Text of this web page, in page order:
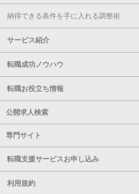
納得できる条件を手に入れる調整術
サービス紹介
転職成功ノウハウ
転職お役立ち情報
公開求人検索
専門サイト
転職支援サービスお申し込み
利用規約